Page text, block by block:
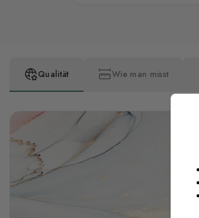
Qualität Wie man misst